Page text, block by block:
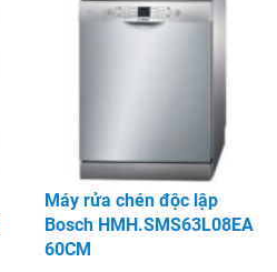
Máy rửa chén độc lập
Bosch HMH.SMS63L08EA
60CM